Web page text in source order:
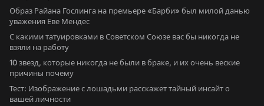
Образ Райана Гослинга на премьере «Барби» был милой данью
уважения Еве Мендес
С какими татуировками в Советском Союзе вас бы никогда не
взяли на работу
10 звезд, которые никогда не были в браке, и их очень веские
причины почему
Тест: Изображение с лошадьми расскажет тайный инсайт о
вашей личности